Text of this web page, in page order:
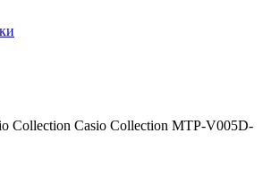
Collection Casio Collection MTP-V005D-